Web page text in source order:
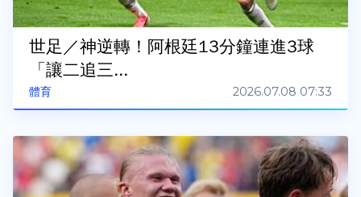
體育
世足／神逆轉！阿根廷13分鐘連進3球
「讓二追三...
2026.07.08 07:33